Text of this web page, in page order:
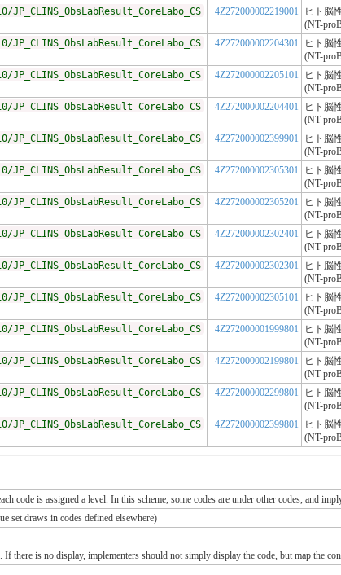
4Z272000002219001
ヒト脳
(NT-
4Z272000002204301
ヒト脳
(NT-
4Z272000002205101
ヒト脳
(NT-
4Z272000002204401
ヒト脳
(NT-
4Z272000002399901
ヒト脳
(NT-
4Z272000002305301
ヒト脳
(NT-
4Z272000002305201
ヒト脳
(NT-
4Z272000002302401
ヒト脳
(NT-
4Z272000002302301
ヒト脳
(NT-
4Z272000002305101
ヒト脳
(NT-
4Z272000001999801
ヒト脳
(NT-
4Z272000002199801
ヒト脳
(NT-
4Z272000002299801
ヒト脳
(NT-
4Z272000002399801
ヒト脳
(NT-
code is assigned a level. In this scheme, some codes are under other codes, and
set draws in codes defined elsewhere)
If there is no display, implementers should not simply display the code, but map the